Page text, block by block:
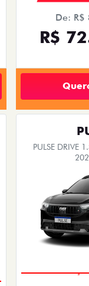
De:
R$
PULSE DRIVE